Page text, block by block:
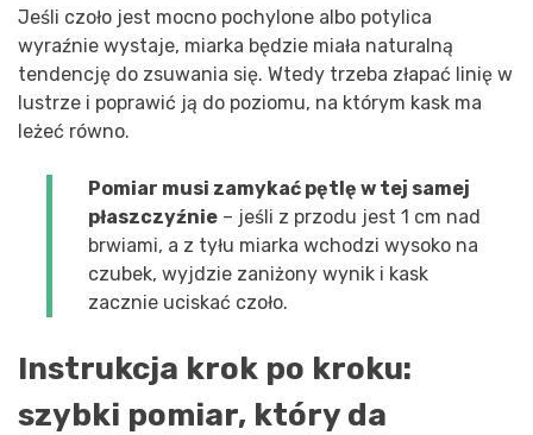
Jeśli czoło jest mocno pochylone albo potylica
wyraźnie wystaje, miarka będzie miała naturalną
tendencję do zsuwania się. Wtedy trzeba złapać linię w
lustrze i poprawić ją do poziomu, na którym kask ma
leżeć równo.
Pomiar musi zamykać pętlę w tej samej
płaszczyźnie – jeśli z przodu jest 1 cm nad
brwiami, a z tyłu miarka wchodzi wysoko na
czubek, wyjdzie zaniżony wynik i kask
zacznie uciskać czoło.
Instrukcja krok po kroku:
szybki pomiar, który da